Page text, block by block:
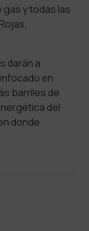
y todas las
darán a
en
barriles de
del
donde